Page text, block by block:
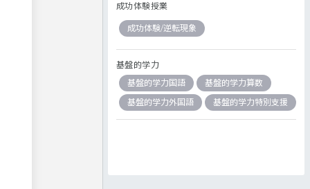
成功体験授業
成功体験/逆転現象
基盤的学力
基盤的学力国語
基盤的学力算数
基盤的学力外国語
基盤的学力特別支援